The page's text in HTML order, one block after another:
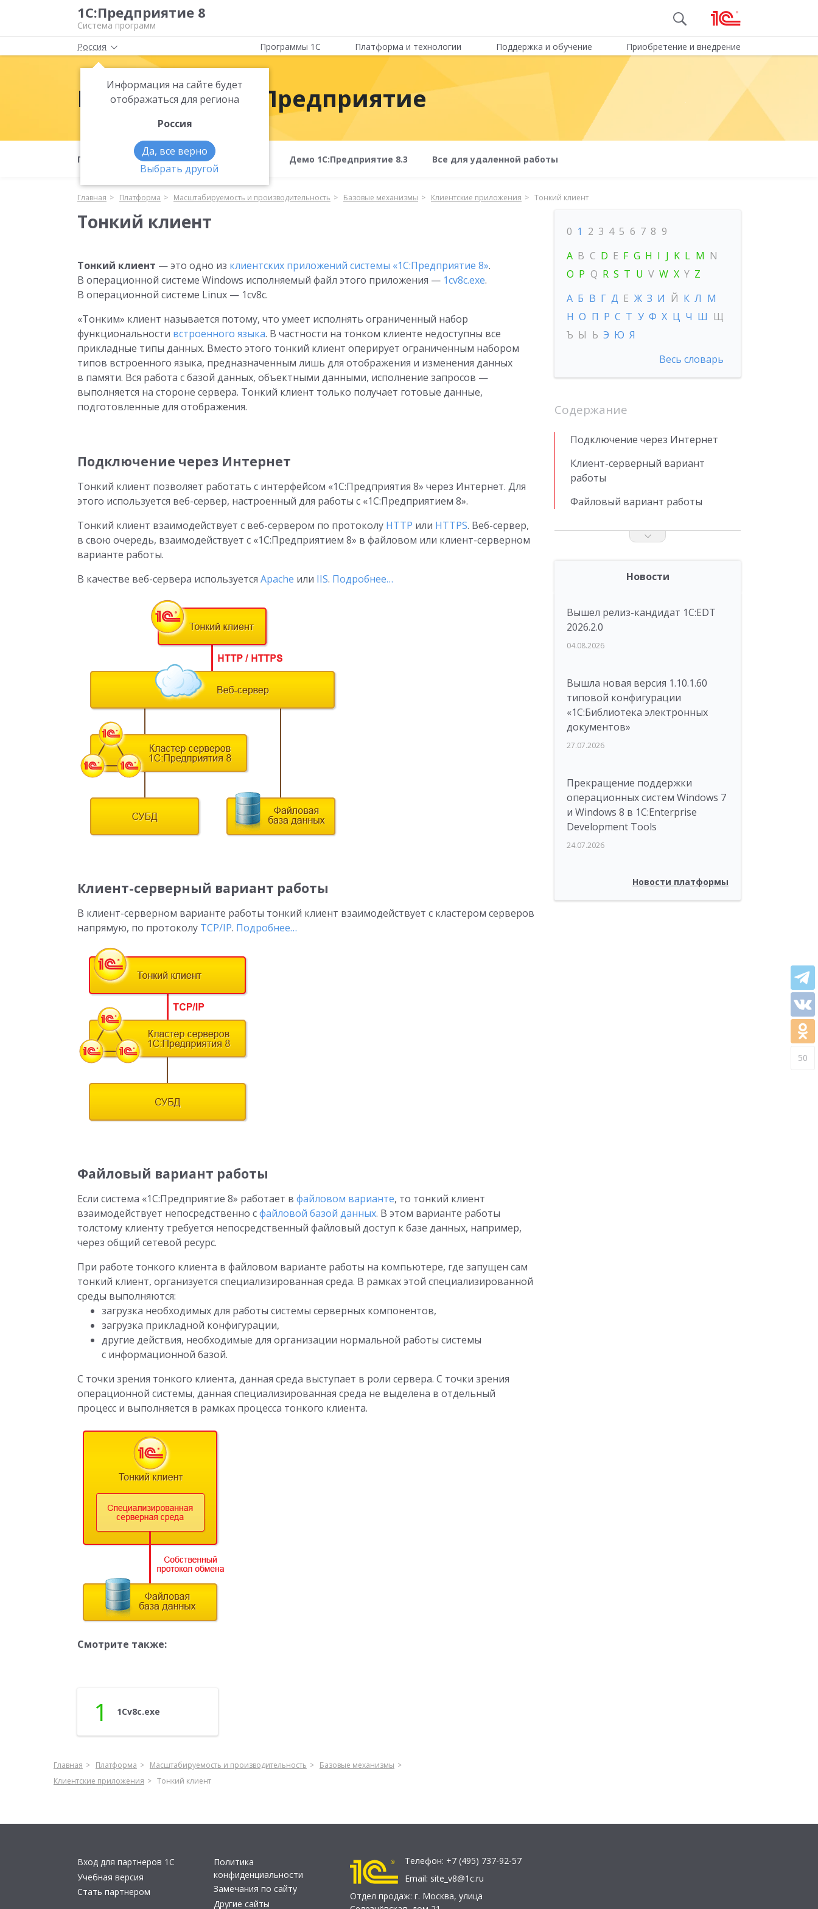
1С:Предприятие 8
Система программ
Россия
Информация на сайте будет
отображаться для региона
Россия
Да, все верно
Выбрать другой
Программы 1С Платформа и технологии Поддержка и обучение Приобретение и внедрение
Платформа 1С:Предприятие
Полезные материалы Что нового Демо 1С:Предприятие 8.3 Все для удаленной работы
Главная Платформа Масштабируемость и производительность Базовые механизмы Клиентские приложения Тонкий клиент
Тонкий клиент
Тонкий клиент — это одно из клиентских приложений системы «1С:Предприятие 8».
В операционной системе Windows исполняемый файл этого приложения — 1cv8c.exe.
В операционной системе Linux — 1cv8c.
«Тонким» клиент называется потому, что умеет исполнять ограниченный набор
функциональности встроенного языка. В частности на тонком клиенте недоступны все
прикладные типы данных. Вместо этого тонкий клиент оперирует ограниченным набором
типов встроенного языка, предназначенным лишь для отображения и изменения данных
в памяти. Вся работа с базой данных, объектными данными, исполнение запросов —
выполняется на стороне сервера. Тонкий клиент только получает готовые данные,
подготовленные для отображения.
Подключение через Интернет
Тонкий клиент позволяет работать с интерфейсом «1С:Предприятия 8» через Интернет. Для
этого используется веб-сервер, настроенный для работы с «1С:Предприятием 8».
Тонкий клиент взаимодействует с веб-сервером по протоколу HTTP или HTTPS. Веб-сервер,
в свою очередь, взаимодействует с «1С:Предприятием 8» в файловом или клиент-серверном
варианте работы.
В качестве веб-сервера используется Apache или IIS. Подробнее…
Клиент-серверный вариант работы
В клиент-серверном варианте работы тонкий клиент взаимодействует с кластером серверов
напрямую, по протоколу TCP/IP. Подробнее…
Файловый вариант работы
Если система «1С:Предприятие 8» работает в файловом варианте, то тонкий клиент
взаимодействует непосредственно сфайловой базой данных. В этом варианте работы
толстому клиенту требуется непосредственный файловый доступ к базе данных, например,
через общий сетевой ресурс.
При работе тонкого клиента в файловом варианте работы на компьютере, где запущен сам
тонкий клиент, организуется специализированная среда. В рамках этой специализированной
среды выполняются:
загрузка необходимых для работы системы серверных компонентов,
загрузка прикладной конфигурации,
другие действия, необходимые для организации нормальной работы системы
с информационной базой.
С точки зрения тонкого клиента, данная среда выступает в роли сервера. С точки зрения
операционной системы, данная специализированная среда не выделена в отдельный
процесс и выполняется в рамках процесса тонкого клиента.
Смотрите также:
1 1Cv8с.exe
50
0 1 2 3 4 5 6 7 8 9
A B C D E F G H I J K L M N
O P Q R S T U V W X Y Z
А Б В Г Д Е Ж З И Й К Л М
Н О П Р С Т У Ф Х Ц Ч Ш Щ
Ъ Ы Ь Э Ю Я
Весь словарь
Содержание
Подключение через Интернет
Клиент-серверный вариант
работы
Файловый вариант работы
Новости
Вышел релиз-кандидат 1C:EDT
2026.2.0
04.08.2026
Вышла новая версия 1.10.1.60
типовой конфигурации
«1С:Библиотека электронных
документов»
27.07.2026
Прекращение поддержки
операционных систем Windows 7
и Windows 8 в 1C:Enterprise
Development Tools
24.07.2026
Новости платформы
Главная Платформа Масштабируемость и производительность
Базовые механизмы
Клиентские приложения
Тонкий клиент
Вход для партнеров 1С
Учебная версия
Стать партнером
Политика
конфиденциальности
Замечания по сайту
Другие сайты
Телефон: +7 (495) 737-92-57
Email: site_v8@1c.ru
Отдел продаж: г. Москва, улица